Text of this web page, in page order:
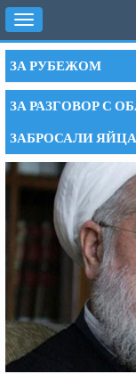
Toggle
navigation
ЗА РУБЕЖОМ
ЗА РАЗГОВОР С
ЗАБРОСАЛИ